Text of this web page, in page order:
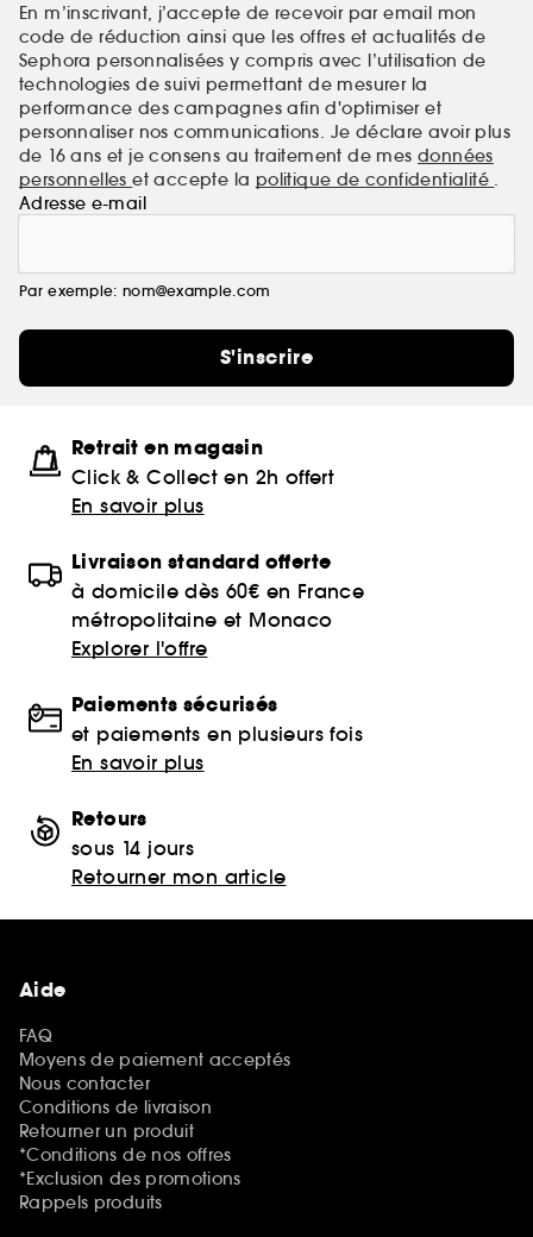
En m’inscrivant, j’accepte de recevoir par email mon
code de réduction ainsi que les offres et actualités de
Sephora personnalisées y compris avec l’utilisation de
technologies de suivi permettant de mesurer la
performance des campagnes afin d'optimiser et
personnaliser nos communications. Je déclare avoir plus
de 16 ans et je consens au traitement de mes données
personnelleset accepte la politique de confidentialité .
Adresse e-mail
Par exemple: nom@example.com
S'inscrire
Retrait en magasin
Click & Collect en 2h offert
En savoir plus
Livraison standard offerte
à domicile dès 60€ en France
métropolitaine et Monaco
Explorer l'offre
Paiements sécurisés
et paiements en plusieurs fois
En savoir plus
Retours
sous 14 jours
Retourner mon article
Aide
FAQ
Moyens de paiement acceptés
Nous contacter
Conditions de livraison
Retourner un produit
*Conditions de nos offres
*Exclusion des promotions
Rappels produits